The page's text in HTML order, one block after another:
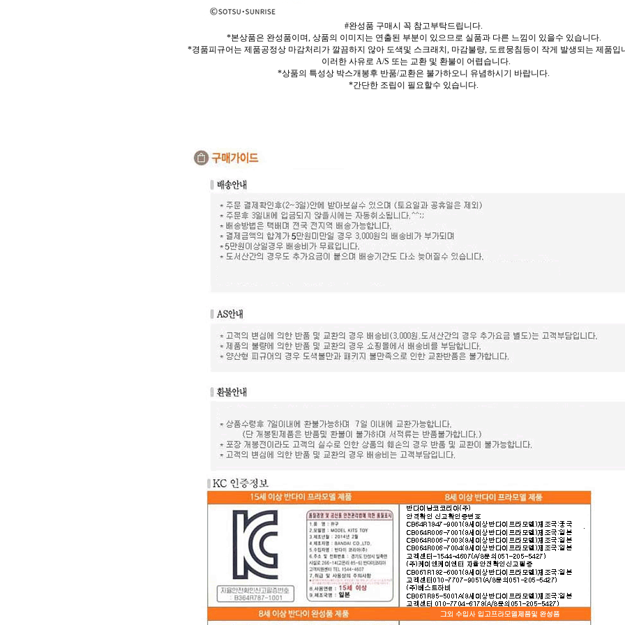
#완성품 구매시 꼭 참고부탁드립니다.
*본상품은 완성품이며, 상품의 이미지는 연출된 부분이 있으므로 실품과 다른 느낌이 있을수 있습니다.
*경품피규어는 제품공정상 마감처리가 깔끔하지 않아 도색및 스크래치, 마감불량, 도료뭉침등이 작게 발생되는 제품입
이러한 사유로 A/S 또는 교환 및 환불이 어렵습니다.
*상품의 특성상 박스개봉후 반품/교환은 불가하오니 유념하시기 바랍니다.
*간단한 조립이 필요할수 있습니다.